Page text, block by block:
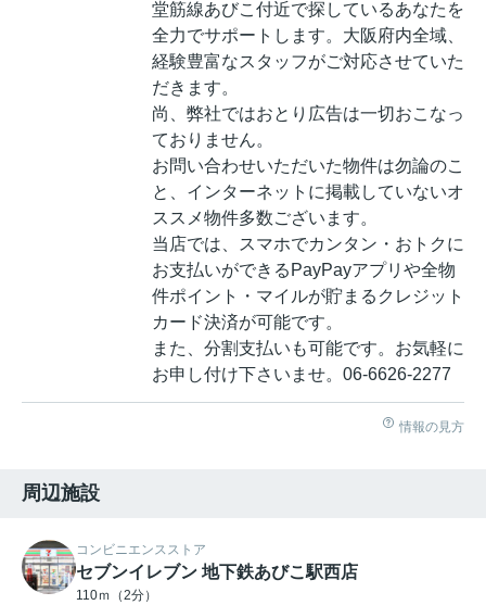
堂筋線あびこ付近で探しているあなたを
全力でサポートします。大阪府内全域、
経験豊富なスタッフがご対応させていた
だきます。
尚、弊社ではおとり広告は一切おこなっ
ておりません。
お問い合わせいただいた物件は勿論のこ
と、インターネットに掲載していないオ
ススメ物件多数ございます。
当店では、スマホでカンタン・おトクに
お支払いができるPayPayアプリや全物
件ポイント・マイルが貯まるクレジット
カード決済が可能です。
また、分割支払いも可能です。お気軽に
お申し付け下さいませ。06-6626-2277
情報の見方
周辺施設
コンビニエンスストア
セブンイレブン 地下鉄あびこ駅西店
110ｍ（2分）